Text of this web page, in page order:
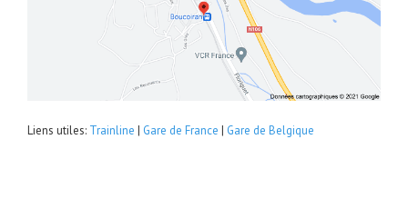
Liens utiles: Trainline | Gare de France | Gare de Belgique